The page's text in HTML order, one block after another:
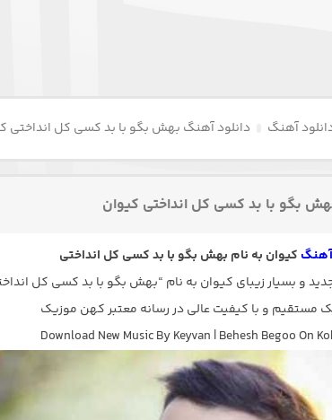
آهنگ دانلود آهنگ بهش بگو با بد کسی کل انداختی
بگو با بد کسی کل انداختی کیوان
آهنگ کیوان به نام بهش بگو با بد کسی کل انداختی
و بسیار زیبای کیوان به نام “بهش بگو با بد کسی کل
مستقیم و با کیفیت عالی در رسانه معتبر کهن موزیک
Download New Music By Keyvan | Behesh Begoo On